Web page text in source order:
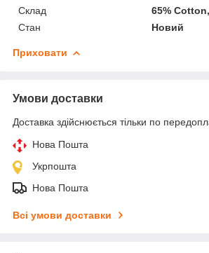
Склад
65%
Стан
Новий
Приховати
Умови доставки
Доставка здійснюється тільки по
Нова Пошта
Укрпошта
Нова Пошта
Всі умови доставки